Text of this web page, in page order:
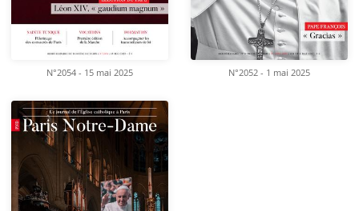
N°2054 - 15 mai 2025 N°2052 - 1 mai 2025